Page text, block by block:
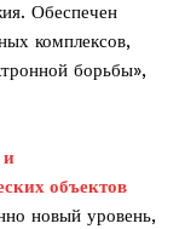
Обеспечен
комплексов,
борьбы»,
и
объектов
новый уровень,